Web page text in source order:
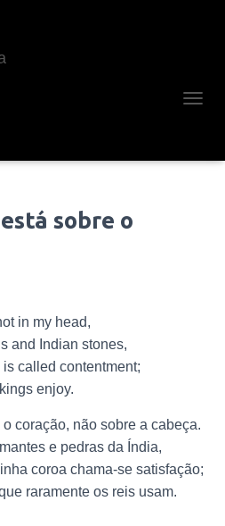
E
sobre o
in my head,
and Indian stones,
called contentment;
enjoy.
coração, não sobre a cabeça.
e pedras da Índia,
coroa chama-se satisfação;
raramente os reis usam.